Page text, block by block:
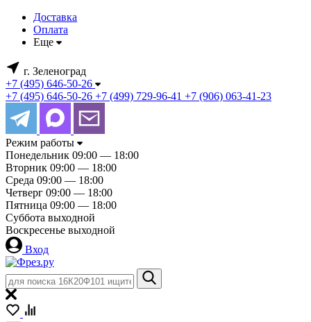
Доставка
Оплата
Еще
г. Зеленоград
+7 (495) 646-50-26
+7 (495) 646-50-26 +7 (499) 729-96-41 +7 (906) 063-41-23
Режим работы
Понедельник 09:00 — 18:00
Вторник 09:00 — 18:00
Среда 09:00 — 18:00
Четверг 09:00 — 18:00
Пятница 09:00 — 18:00
Суббота выходной
Воскресенье выходной
Вход